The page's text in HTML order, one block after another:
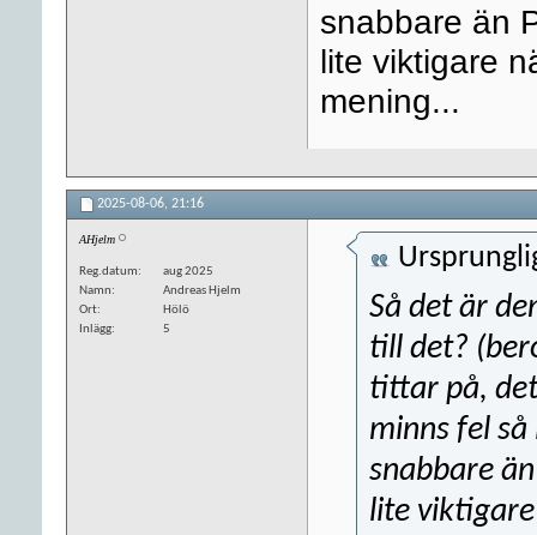
snabbare än
lite viktigare
mening...
2025-08-06, 21:16
AHjelm
Reg.datum
aug 2025
Namn
Andreas Hjelm
Ort
Hölö
Inlägg
5
Så det är
till det?
tittar på,
minns fel
snabbare
lite